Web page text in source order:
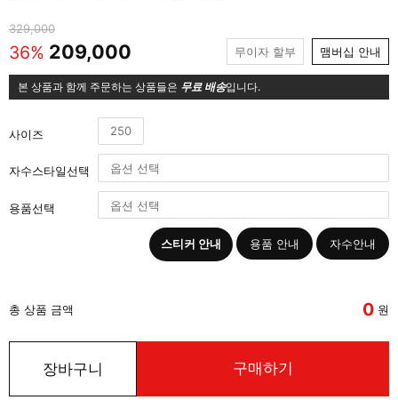
329,000
36% 209,000 무이자 할부 맴버십 안내
본 상품과 함께 주문하는 상품들은 무료 배송입니다.
사이즈 250
자수스타일선택
용품선택
스티커 안내 용품 안내 자수안내
총 상품 금액 0 원
장바구니 구매하기